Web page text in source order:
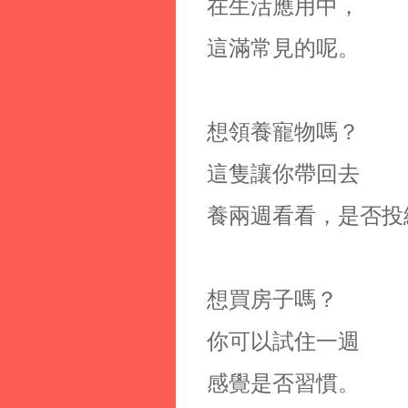
在生活應用中，
這滿常見的呢。
想領養寵物嗎？
這隻讓你帶回去
養兩週看看，是否
想買房子嗎？
你可以試住一週
感覺是否習慣。